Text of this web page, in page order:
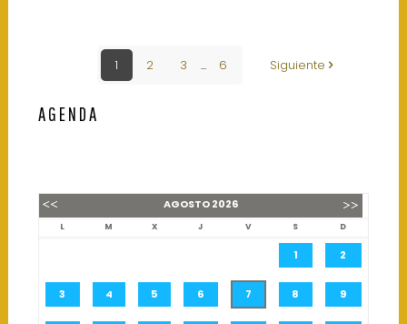
1 2 3 ... 6 Siguiente
AGENDA
AGOSTO2026
L M X J V S D
1 2
3 4 5 6 7 8 9